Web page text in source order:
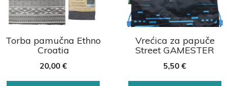
Torba pamučna Ethno
Croatia
20,00 €
Vrećica za papuče
Street GAMESTER
5,50 €